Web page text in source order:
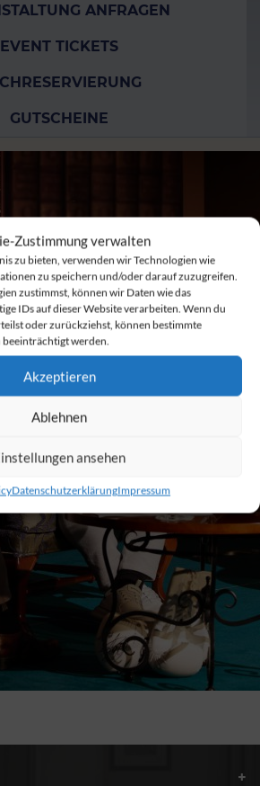
Zustimmung verwalten
zu bieten, verwenden wir Technologien wie
zu speichern und/oder darauf zuzugreifen.
zustimmst, können wir Daten wie das
IDs auf dieser Website verarbeiten. Wenn du
oder zurückziehst, können bestimmte
werden.
Akzeptieren
Ablehnen
ansehen
DatenschutzerklärungImpressum
ANFRAGEN
EVENT TICKETS
GUTSCHEINE